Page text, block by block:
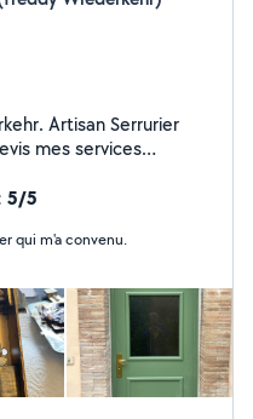
Artisan Serrurier
votre porte
Aluminium ,
battants. - Stores.
5/5
qui m'a convenu.